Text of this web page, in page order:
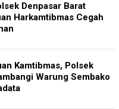
Denpasar Barat
Harkamtibmas Cegah
Kamtibmas, Polsek
Warung Sembako